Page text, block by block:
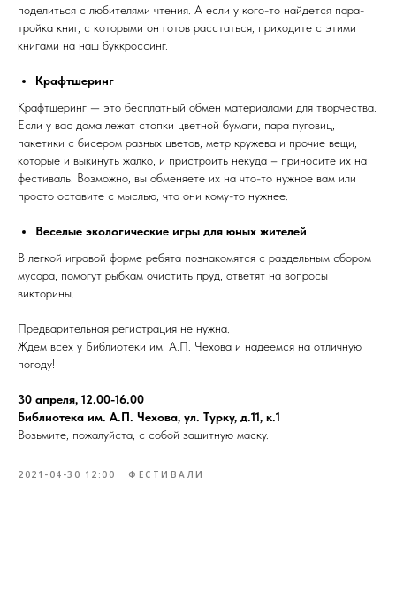
поделиться с любителями чтения. А если у кого-то найдется пара-
тройка книг, с которыми он готов расстаться, приходите с этими
книгами на наш буккроссинг.
Крафтшеринг
Крафтшеринг — это бесплатный обмен материалами для творчества.
Если у вас дома лежат стопки цветной бумаги, пара пуговиц,
пакетики с бисером разных цветов, метр кружева и прочие вещи,
которые и выкинуть жалко, и пристроить некуда – приносите их на
фестиваль. Возможно, вы обменяете их на что-то нужное вам или
просто оставите с мыслью, что они кому-то нужнее.
Веселые экологические игры для юных жителей
В легкой игровой форме ребята познакомятся с раздельным сбором
мусора, помогут рыбкам очистить пруд, ответят на вопросы
викторины.
Предварительная регистрация не нужна.
Ждем всех у Библиотеки им. А.П. Чехова и надеемся на отличную
погоду!
30 апреля, 12.00-16.00
Библиотека им. А.П. Чехова, ул. Турку, д.11, к.1
Возьмите, пожалуйста, с собой защитную маску.
2021-04-30 12:00 ФЕСТИВАЛИ